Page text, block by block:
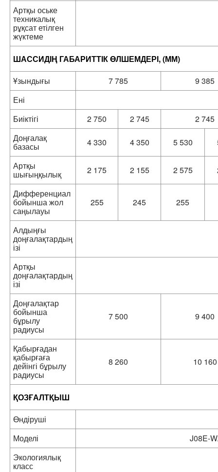
Артқы оське
техникалық
рұқсат етілген
жүктеме
ШАССИДІҢ ГАБАРИТТІК ӨЛШЕМДЕРІ, (ММ)
Ұзындығы
7 785
9 385
Ені
Биіктігі
2 750 2 745
2 745
Доңғалақ
базасы 4 330 4 350 5 530
Артқы
шығыңқылық 2 175 2 155 2 575
Дифференциал
бойынша жол
саңылауы
255 245 255
Алдыңғы
доңғалақтардың
ізі
Артқы
доңғалақтардың
ізі
Доңғалақтар
бойынша
бұрылу
радиусы
7 500 9 400
Қабырғадан
қабырғаға
дейінгі бұрылу
радиусы
8 260 10 160
ҚОЗҒАЛТҚЫШ
Өндіруші
Моделі
J08E-
Экологиялық
класс